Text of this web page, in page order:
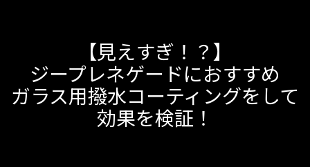
【見えすぎ！？】
ジープレネゲードにおすすめ
ガラス用撥水コーティングをして
効果を検証！